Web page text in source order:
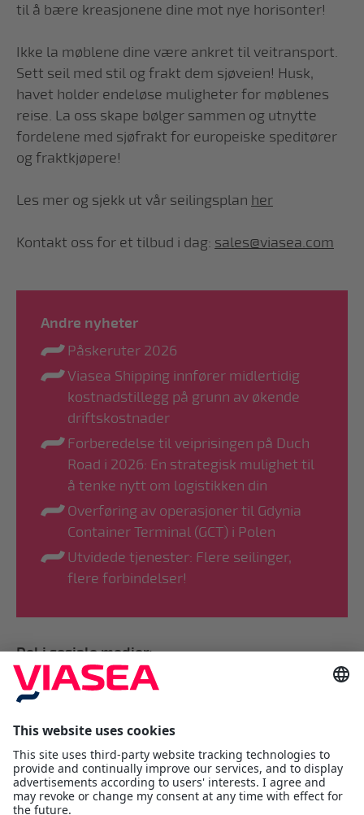
til å bære kreasjonene dine mot nye horisonter!
Ikke la møblene dine være ankret til veitransport.
Sett seil med stil og frakt dem sjøveien! Husk,
havet holder endeløse muligheter for møblenes
reise. La oss skape bølger sammen og utnytte
fordelene med sjøfrakt for europeiske speditører
og fraktkjøpere!
Les mer og sjekk ut vår seilingsplan her
Kontakt oss for et tilbud i dag: sales@viasea.com
Andre nyheter
Påskeruter 2026
Viasea Shipping innfører midlertidig
kostnadstillegg på grunn av økende
driftskostnader
Forberedelse til veiprisingen på Duch
Road i 2026: En strategisk mulighet til
å tenke nytt om logistikken din
Overføring av operasjoner til Gdynia
Container Terminal (GCT) i Polen
Utvidede tjenester: Flere seilinger,
flere forbindelser!
Del i sosiale medier:
Viasea Shipping AS